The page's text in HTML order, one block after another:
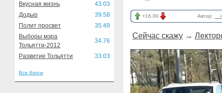
Вкусная жизнь
43.03
Додыр
39.58
Полит просвет
35.49
Выборы мэра
Тольятти-2012
34.76
Развитие Тольятти 33.03
Все блоги
+16.00 Автор: __i
Сейчас скажу →